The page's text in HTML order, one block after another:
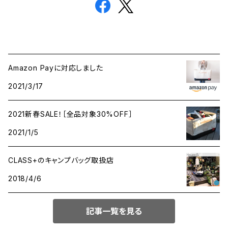
Amazon Payに対応しました
2021/3/17
2021新春SALE！［全品対象30%OFF］
2021/1/5
CLASS+のキャンプバッグ取扱店
2018/4/6
記事一覧を見る